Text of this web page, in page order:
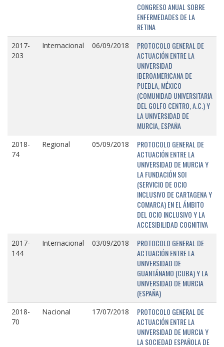
CONGRESO ANUAL SOBRE
ENFERMEDADES DE LA
RETINA
2017-
203
Internacional 06/09/2018
PROTOCOLO GENERAL DE
ACTUACIÓN ENTRE LA
UNIVERSIDAD
IBEROAMERICANA DE
PUEBLA, MÉXICO
(COMUNIDAD UNIVERSITARIA
DEL GOLFO CENTRO, A.C.) Y
LA UNIVERSIDAD DE
MURCIA, ESPAÑA
2018-
74
Regional 05/09/2018
PROTOCOLO GENERAL DE
ACTUACIÓN ENTRE LA
UNIVERSIDAD DE MURCIA Y
LA FUNDACIÓN SOI
(SERVICIO DE OCIO
INCLUSIVO DE CARTAGENA Y
COMARCA) EN EL ÁMBITO
DEL OCIO INCLUSIVO Y LA
ACCESIBILIDAD COGNITIVA
2017-
144
Internacional 03/09/2018
PROTOCOLO GENERAL DE
ACTUACIÓN ENTRE LA
UNIVERSIDAD DE
GUANTÁNAMO (CUBA) Y LA
UNIVERSIDAD DE MURCIA
(ESPAÑA)
2018-
70
Nacional 17/07/2018
PROTOCOLO GENERAL DE
ACTUACIÓN ENTRE LA
UNIVERSIDAD DE MURCIA Y
LA SOCIEDAD ESPAÑOLA DE